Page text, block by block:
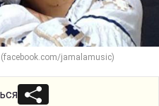
jamalamusic)